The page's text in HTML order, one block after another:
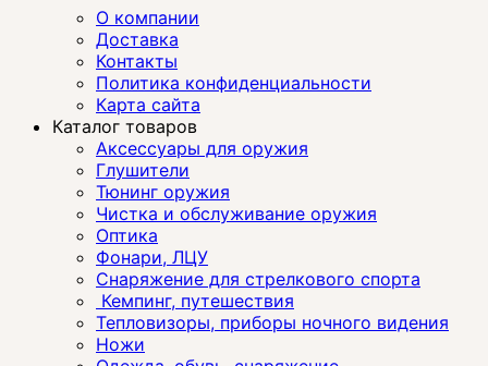
О компании
Доставка
Контакты
Политика конфиденциальности
Карта сайта
Каталог товаров
Аксессуары для оружия
Глушители
Тюнинг оружия
Чистка и обслуживание оружия
Оптика
Фонари, ЛЦУ
Снаряжение для стрелкового спорта
Кемпинг, путешествия
Тепловизоры, приборы ночного видения
Ножи